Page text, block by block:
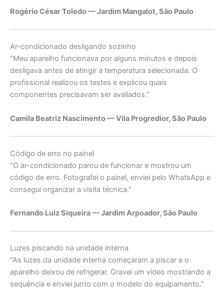
Rogério César Toledo — Jardim Mangalot, São Paulo
Ar-condicionado desligando sozinho
“Meu aparelho funcionava por alguns minutos e depois
desligava antes de atingir a temperatura selecionada. O
profissional realizou os testes e explicou quais
componentes precisavam ser avaliados.”
Camila Beatriz Nascimento — Vila Progredior, São Paulo
Código de erro no painel
“O ar-condicionado parou de funcionar e mostrou um
código de erro. Fotografei o painel, enviei pelo WhatsApp e
consegui organizar a visita técnica.”
Fernando Luiz Siqueira — Jardim Arpoador, São Paulo
Luzes piscando na unidade interna
“As luzes da unidade interna começaram a piscar e o
aparelho deixou de refrigerar. Gravei um vídeo mostrando a
sequência e enviei junto com o modelo do equipamento.”